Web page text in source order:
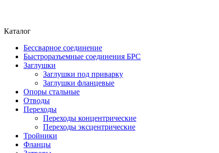
Каталог
Бессварное соединение
Быстроразъемные соединения БРС
Заглушки
Заглушки под приварку
Заглушки фланцевые
Опоры стальные
Отводы
Переходы
Переходы концентрические
Переходы эксцентрические
Тройники
Фланцы